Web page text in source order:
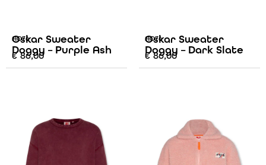
AO76
Oskar Sweater
Doggy – Purple Ash
€86,00
AO76
Oskar Sweater
Doggy – Dark Slate
€86,00